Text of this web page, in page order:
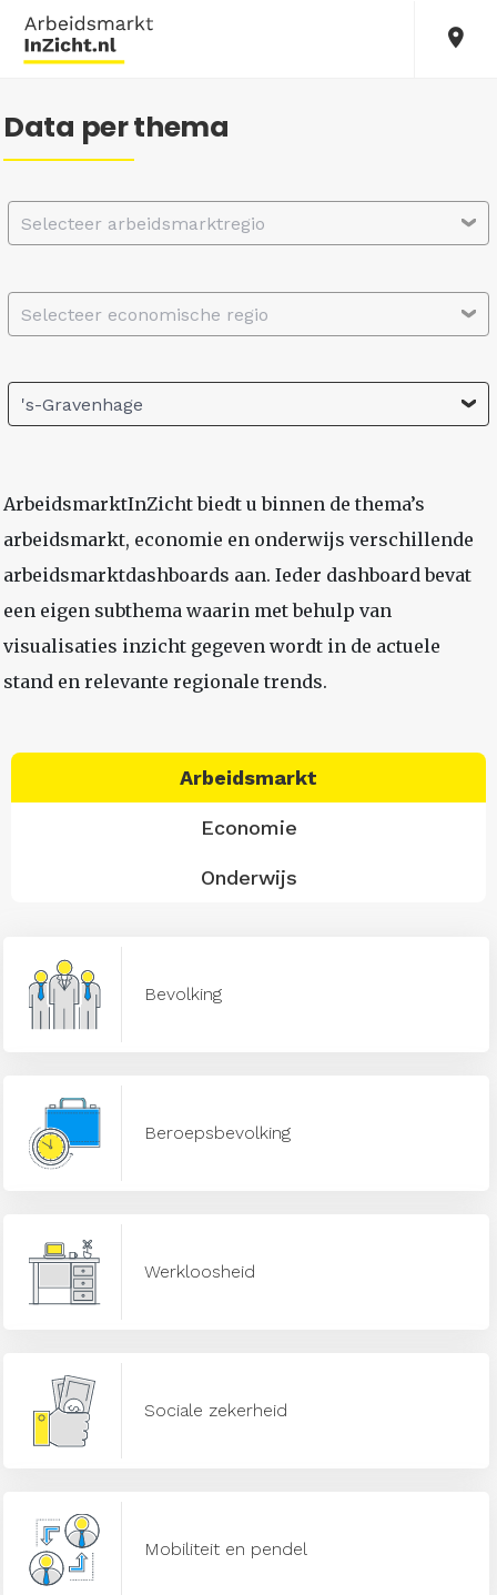
Data per thema
Selecteer arbeidsmarktregio
Selecteer economische regio
's-Gravenhage
ArbeidsmarktInZicht biedt u binnen de thema’s
arbeidsmarkt, economie en onderwijs verschillende
arbeidsmarktdashboards aan. Ieder dashboard bevat
een eigen subthema waarin met behulp van
visualisaties inzicht gegeven wordt in de actuele
stand en relevante regionale trends.
Arbeidsmarkt
Economie
Onderwijs
Bevolking
Beroepsbevolking
Werkloosheid
Sociale zekerheid
Mobiliteit en pendel